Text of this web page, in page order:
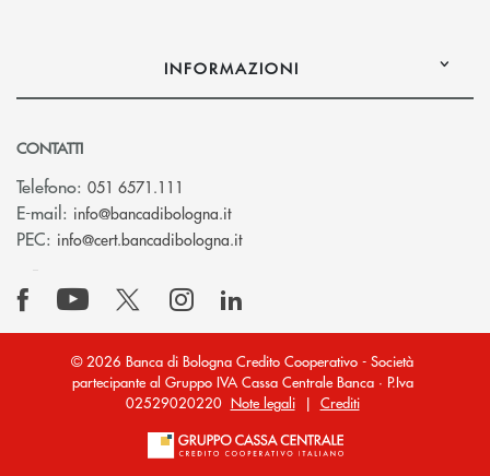
INFORMAZIONI
CONTATTI
Telefono: 051 6571.111
E-mail: info@bancadibologna.it(si apre l’app di posta elettronica)
PEC: info@cert.bancadibologna.it(si apre l’app di posta
© 2026 Banca di Bologna Credito Cooperativo - Società
partecipante al Gruppo IVA Cassa Centrale Banca · P.Iva
02529020220 Note legali| Crediti